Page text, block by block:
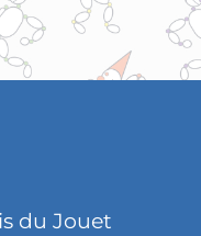
du Jouet